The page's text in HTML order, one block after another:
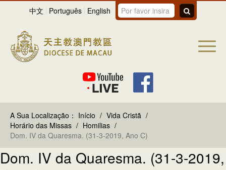
中文 Português English
A Sua Localização： Início / Vida Cristã /
Horário das Missas / Homilias /
Dom. IV da Quaresma. (31-3-2019, Ano C)
Dom. IV da Quaresma. (31-3-2019,